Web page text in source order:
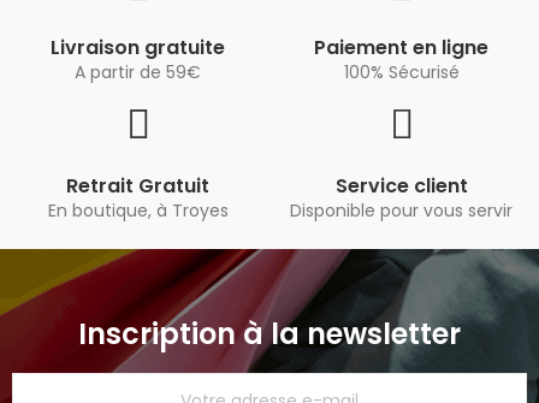
Livraison gratuite
A partir de 59€
Paiement en ligne
100% Sécurisé
Retrait Gratuit
En boutique, à Troyes
Service client
Disponible pour vous servir
Inscription à la newsletter